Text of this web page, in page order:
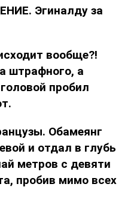
Эгиналду за
вообще?!
штрафного, а
пробил
Обамеянг
и отдал в глубь
метров с девяти
пробив мимо всех